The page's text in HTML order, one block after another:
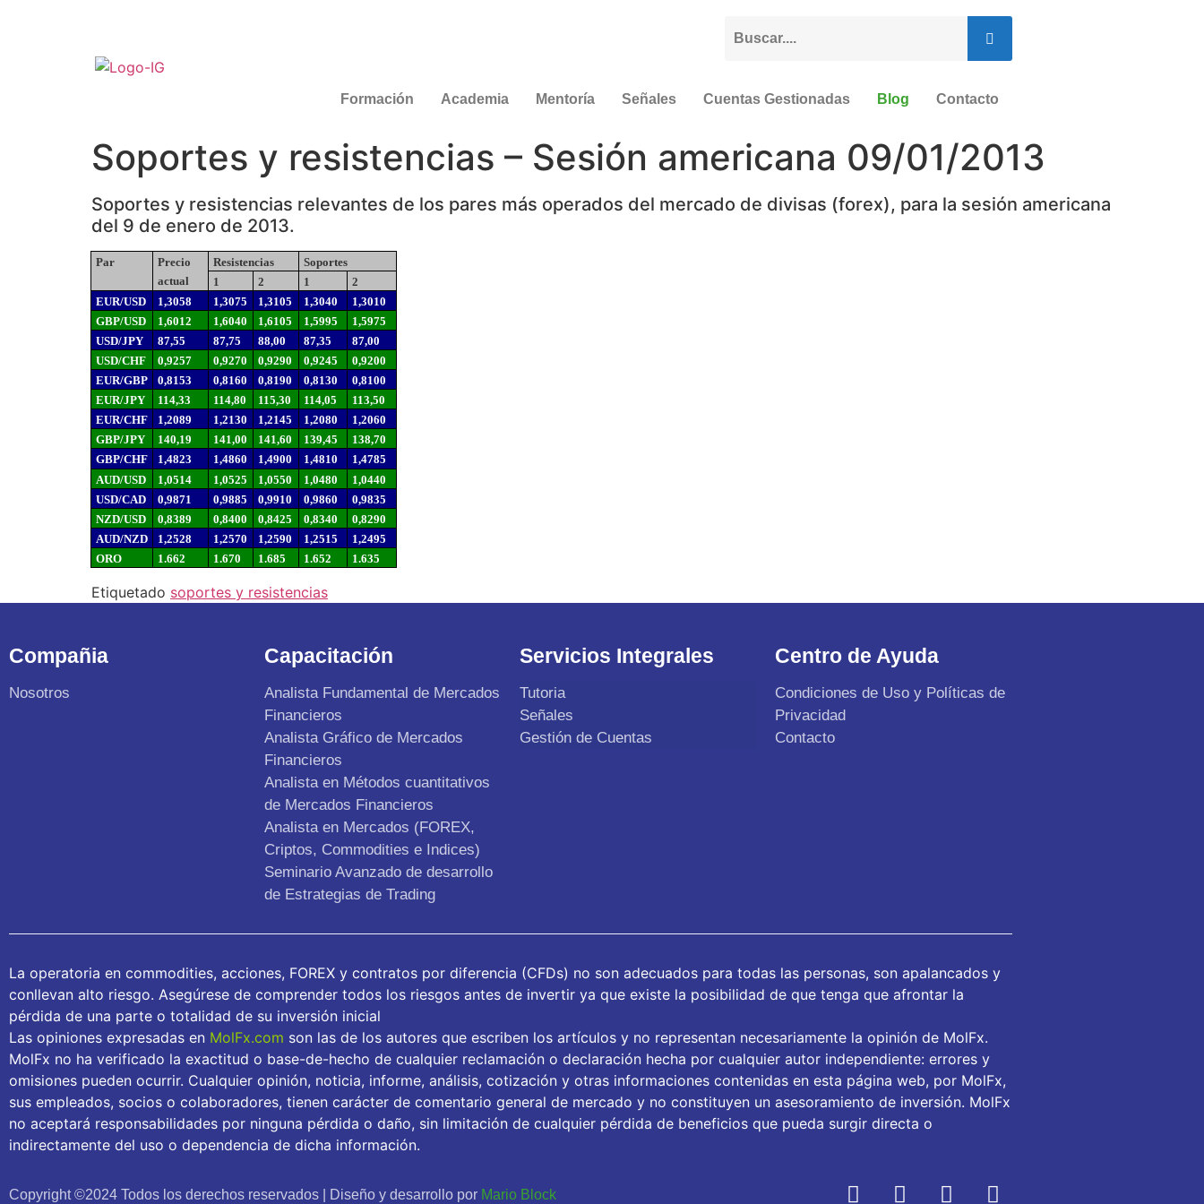
Formación Academia Mentoría Señales Cuentas Gestionadas Blog Contacto
Soportes y resistencias – Sesión americana 09/01/2013
Soportes y resistencias relevantes de los pares más operados del mercado de divisas (forex), para la sesión americana
del 9 de enero de 2013.
Par
Precio
actual
Resistencias
Soportes
1
2 1
2
EUR/USD
1,3058 1,3075 1,3105 1,3040
1,3010
GBP/USD
1,6012 1,6040 1,6105 1,5995
1,5975
USD/JPY
87,55 87,75 88,00 87,35
87,00
USD/CHF
0,9257 0,9270 0,9290 0,9245
0,9200
EUR/GBP
0,8153 0,8160 0,8190 0,8130
0,8100
EUR/JPY
114,33 114,80 115,30 114,05
113,50
EUR/CHF
1,2089 1,2130 1,2145 1,2080
1,2060
GBP/JPY
140,19 141,00 141,60 139,45
138,70
GBP/CHF
1,4823 1,4860 1,4900 1,4810
1,4785
AUD/USD
1,0514 1,0525 1,0550 1,0480
1,0440
USD/CAD
0,9871 0,9885 0,9910 0,9860
0,9835
NZD/USD
0,8389 0,8400 0,8425 0,8340
0,8290
AUD/NZD
1,2528 1,2570 1,2590 1,2515
1,2495
ORO
1.662 1.670 1.685 1.652 1.635
Etiquetado soportes y resistencias
Compañia
Nosotros
Capacitación
Analista Fundamental de Mercados
Financieros
Analista Gráfico de Mercados
Financieros
Analista en Métodos cuantitativos
de Mercados Financieros
Analista en Mercados (FOREX,
Criptos, Commodities e Indices)
Seminario Avanzado de desarrollo
de Estrategias de Trading
Servicios Integrales
Tutoria
Señales
Gestión de Cuentas
Centro de Ayuda
Condiciones de Uso y Políticas de
Privacidad
Contacto
La operatoria en commodities, acciones, FOREX y contratos por diferencia (CFDs) no son adecuados para todas las personas, son apalancados y
conllevan alto riesgo. Asegúrese de comprender todos los riesgos antes de invertir ya que existe la posibilidad de que tenga que afrontar la
pérdida de una parte o totalidad de su inversión inicial
Las opiniones expresadas en MolFx.com son las de los autores que escriben los artículos y no representan necesariamente la opinión de MolFx.
MolFx no ha verificado la exactitud o base-de-hecho de cualquier reclamación o declaración hecha por cualquier autor independiente: errores y
omisiones pueden ocurrir. Cualquier opinión, noticia, informe, análisis, cotización y otras informaciones contenidas en esta página web, por MolFx,
sus empleados, socios o colaboradores, tienen carácter de comentario general de mercado y no constituyen un asesoramiento de inversión. MolFx
no aceptará responsabilidades por ninguna pérdida o daño, sin limitación de cualquier pérdida de beneficios que pueda surgir directa o
indirectamente del uso o dependencia de dicha información.
Copyright ©2024 Todos los derechos reservados | Diseño y desarrollo por Mario Block